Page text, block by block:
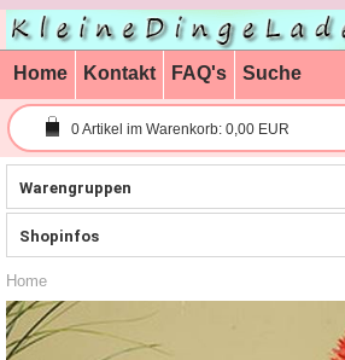
Home Kontakt FAQ's Suche
0Artikel im Warenkorb: 0,00 EUR
Warengruppen
Shopinfos
Home